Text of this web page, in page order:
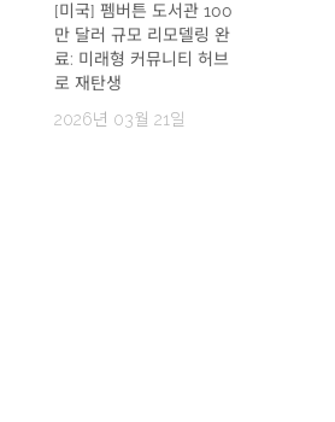
[미국] 펨버튼 도서관 100
만 달러 규모 리모델링 완
료: 미래형 커뮤니티 허브
로 재탄생
2026년 03월 21일